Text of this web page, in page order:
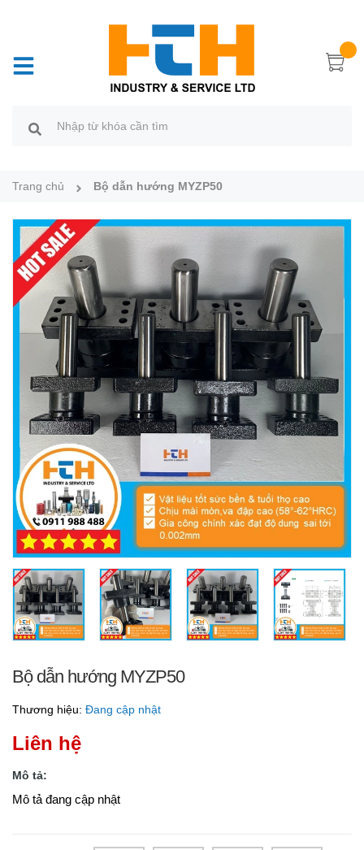
Trang chủ Bộ dẫn hướng MYZP50
Bộ dẫn hướng MYZP50
Thương hiệu: Đang cập nhật
Liên hệ
Mô tả:
Mô tả đang cập nhật